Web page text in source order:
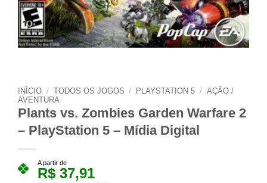
INÍCIO / TODOS OS JOGOS / PLAYSTATION 5 / AÇÃO /
AVENTURA
Plants vs. Zombies Garden Warfare 2
– PlayStation 5 – Mídia Digital
A partir de
R$ 37,91